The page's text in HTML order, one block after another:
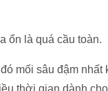
ổn là quá cầu toàn.
mối sâu đậm
thời gian dành